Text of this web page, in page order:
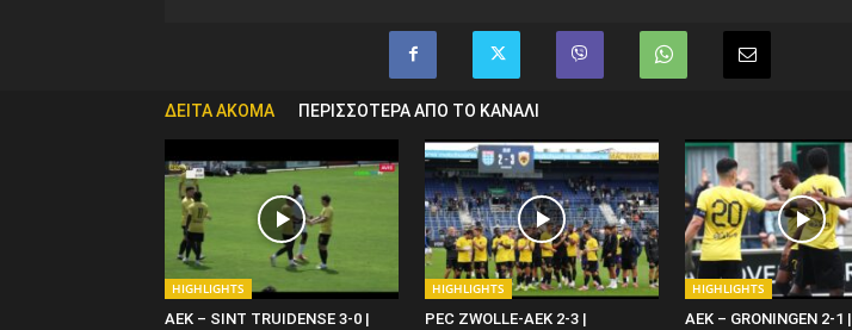
ΔΕΙΤΑ ΑΚΟΜΑ ΠΕΡΙΣΣΟΤΕΡΑ ΑΠΟ ΤΟ ΚΑΝΑΛΙ
HIGHLIGHTS
ΑΕΚ – SINT TRUIDENSE 3-0 |
HIGHLIGHTS
PEC ZWOLLE-AEK 2-3 |
HIGHLIGHTS
AEK – GRONINGEN 2-1 |